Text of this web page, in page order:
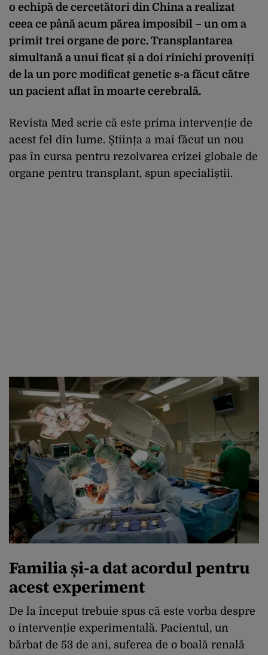
o echipă de cercetători din China a realizat
ceea ce până acum părea imposibil – un om a
primit trei organe de porc. Transplantarea
simultană a unui ficat și a doi rinichi proveniți
de la un porc modificat genetic s-a făcut către
un pacient aflat în moarte cerebrală.
Revista Med scrie că este prima intervenție de
acest fel din lume. Știința a mai făcut un nou
pas în cursa pentru rezolvarea crizei globale de
organe pentru transplant, spun specialiștii.
Familia și-a dat acordul pentru
acest experiment
De la început trebuie spus că este vorba despre
o intervenție experimentală. Pacientul, un
bărbat de 53 de ani, suferea de o boală renală